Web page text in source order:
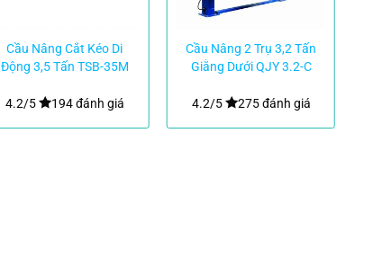
Cầu Nâng Cắt Kéo Di
Động 3,5 Tấn TSB-35M
4.2/5
194 đánh giá
Cầu Nâng 2 Trụ 3,2 Tấn
Giằng Dưới QJY 3.2-C
4.2/5
275 đánh giá